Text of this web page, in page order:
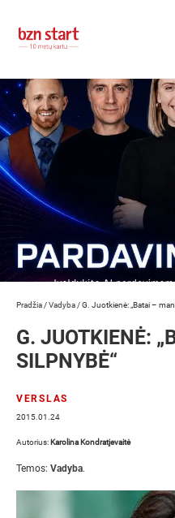
Pradžia /Vadyba /G. Juotkienė: „Batai –
G. JUOTKIENĖ:
SILPNYBĖ“
VERSLAS
2015.01.24
Autorius: Karolina Kondratjevaitė
Temos: Vadyba.